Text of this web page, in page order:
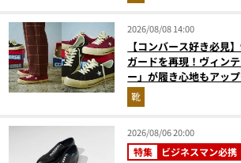
2026/08/08 14:00
【コンバース好き必見
ガードを再現！ヴィン
ー」が履き心地もアッ
靴
2026/08/06 20:00
特集 ビジネスマン必携